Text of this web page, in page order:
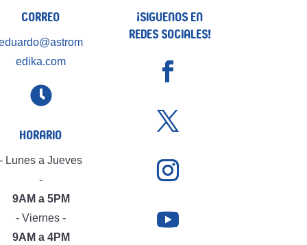
Correo
edika.com

Horario
- Lunes a Jueves
-
9AM a 5PM
- Viernes -
9AM a 4PM
¡Siguenos en
Redes Sociales!